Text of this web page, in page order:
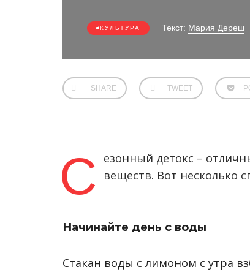
КУЛЬТУРА Текст: Мария Дереш
SHARE TWEET
С
езонный детокс –
веществ. Вот несколько
Начинайте день с воды
Стакан воды с лимоном с утра